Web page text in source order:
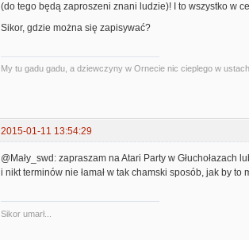
(do tego będą zaproszeni znani ludzie)! I to wszystko w
Sikor, gdzie można się zapisywać?
My tu gadu gadu, a dziewczyny w Ornecie nic cieplego w
2015-01-11 13:54:29
@Mały_swd: zapraszam na Atari Party w
i nikt terminów nie łamał w tak chamski sposób, jak by to
Sikor umarł...